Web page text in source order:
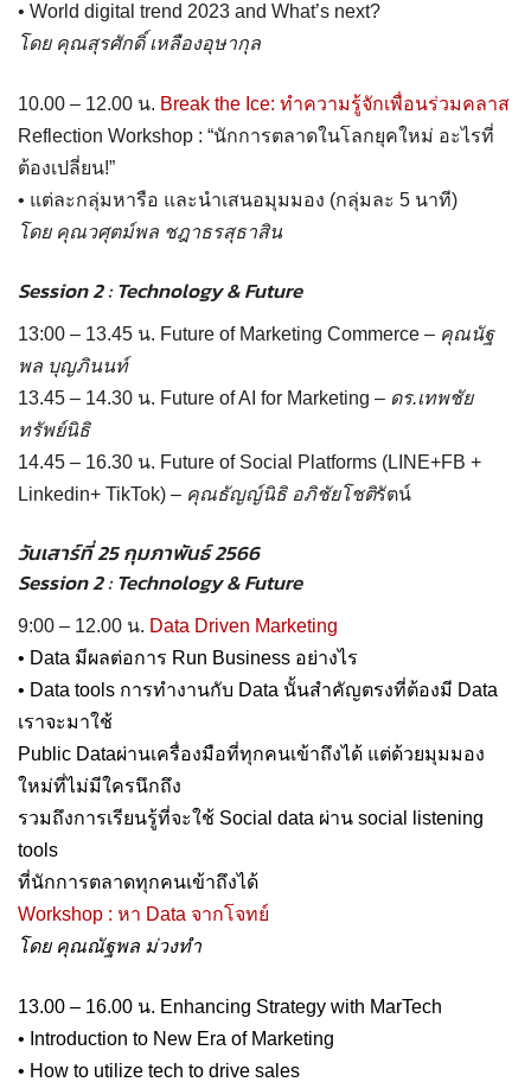
• World digital trend 2023 and What’s next?
โดย คุณสุรศักดิ์ เหลืองอุษากุล
10.00 – 12.00 น. Break the Ice: ทำความรู้จักเพื่อนร่วมคลาส
Reflection Workshop : “นักการตลาดในโลกยุคใหม่ อะไรที่
ต้องเปลี่ยน!”
• แต่ละกลุ่มหารือ และนำเสนอมุมมอง (กลุ่มละ 5 นาที)
โดย คุณวศุตม์พล ชฎาธรสุธาสิน
Session 2 : Technology & Future
13:00 – 13.45 น. Future of Marketing Commerce – คุณนัฐ
พล บุญภินนท์
13.45 – 14.30 น. Future of AI for Marketing – ดร.เทพชัย
ทรัพย์นิธิ
14.45 – 16.30 น. Future of Social Platforms (LINE+FB +
Linkedin+ TikTok) – คุณธัญญ์นิธิ อภิชัยโชติรัตน์
วันเสาร์ที่ 25 กุมภาพันธ์ 2566
Session 2 : Technology & Future
9:00 – 12.00 น. Data Driven Marketing
• Data มีผลต่อการ Run Business อย่างไร
• Data tools การทำงานกับ Data นั้นสำคัญตรงที่ต้องมี Data
เราจะมาใช้
Public Dataผ่านเครื่องมือที่ทุกคนเข้าถึงได้ แต่ด้วยมุมมอง
ใหม่ที่ไม่มีใครนึกถึง
รวมถึงการเรียนรู้ที่จะใช้ Social data ผ่าน social listening
tools
ที่นักการตลาดทุกคนเข้าถึงได้
Workshop : หา Data จากโจทย์
โดย คุณณัฐพล ม่วงทำ
13.00 – 16.00 น. Enhancing Strategy with MarTech
• Introduction to New Era of Marketing
• How to utilize tech to drive sales